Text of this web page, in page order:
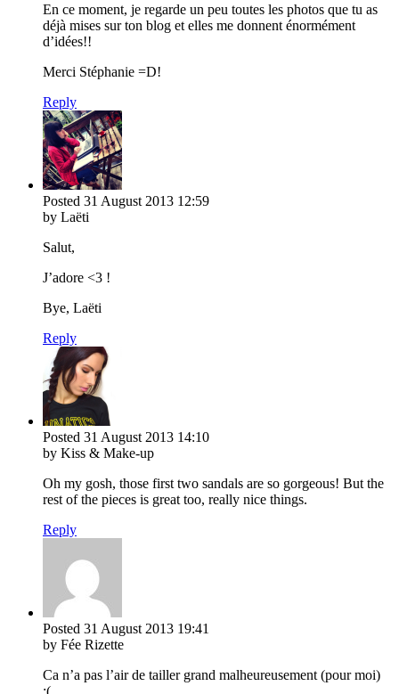
En ce moment, je regarde un peu toutes les photos que tu as
déjà mises sur ton blog et elles me donnent énormément
d’idées!!
Merci Stéphanie =D!
Reply
Posted 31 August 2013 12:59
by Laëti
Salut,
J’adore <3 !
Bye, Laëti
Reply
Posted 31 August 2013 14:10
by Kiss & Make-up
Oh my gosh, those first two sandals are so gorgeous! But the
rest of the pieces is great too, really nice things.
Reply
Posted 31 August 2013 19:41
by Fée Rizette
Ca n’a pas l’air de tailler grand malheureusement (pour moi)
:(